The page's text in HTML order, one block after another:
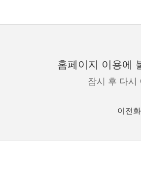
홈페이지 이용에
잠시 후 다시
이전